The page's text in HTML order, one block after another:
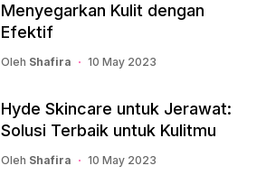
Menyegarkan Kulit dengan
Efektif
Oleh Shafira 10 May 2023
Hyde Skincare untuk Jerawat:
Solusi Terbaik untuk Kulitmu
Oleh Shafira 10 May 2023